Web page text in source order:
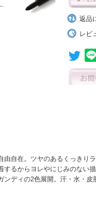
返品
レビ
自在。ツヤのあるくっきり
るからヨレやにじみのない
ディの2色展開。汗・水・皮